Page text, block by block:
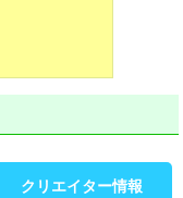
クリエイター情報